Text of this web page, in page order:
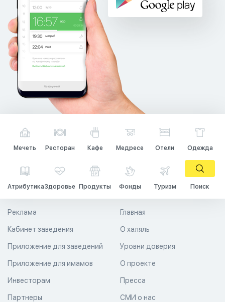
Мечеть Ресторан Кафе Медресе Отели Одежда
АтрибутикаЗдоровье Продукты Фонды Туризм Поиск
Главная
О халяль
Уровни доверия
Реклама
Кабинет заведения
Приложение для заведений
Приложение для имамов О проекте
Пресса
СМИ о нас
Инвесторам
Партнеры